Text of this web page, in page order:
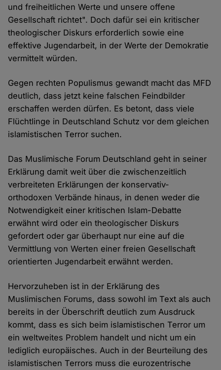
und freiheitlichen Werte und unsere offene
Gesellschaft richtet". Doch dafür sei ein kritischer
theologischer Diskurs erforderlich sowie eine
effektive Jugendarbeit, in der Werte der Demokratie
vermittelt würden.
Gegen rechten Populismus gewandt macht das MFD
deutlich, dass jetzt keine falschen Feindbilder
erschaffen werden dürfen. Es betont, dass viele
Flüchtlinge in Deutschland Schutz vor dem gleichen
islamistischen Terror suchen.
Das Muslimische Forum Deutschland geht in seiner
Erklärung damit weit über die zwischenzeitlich
verbreiteten Erklärungen der konservativ-
orthodoxen Verbände hinaus, in denen weder die
Notwendigkeit einer kritischen Islam-Debatte
erwähnt wird oder ein theologischer Diskurs
gefordert oder gar überhaupt nur eine auf die
Vermittlung von Werten einer freien Gesellschaft
orientierten Jugendarbeit erwähnt werden.
Hervorzuheben ist in der Erklärung des
Muslimischen Forums, dass sowohl im Text als auch
bereits in der Überschrift deutlich zum Ausdruck
kommt, dass es sich beim islamistischen Terror um
ein weltweites Problem handelt und nicht um ein
lediglich europäisches. Auch in der Beurteilung des
islamistischen Terrors muss die eurozentrische